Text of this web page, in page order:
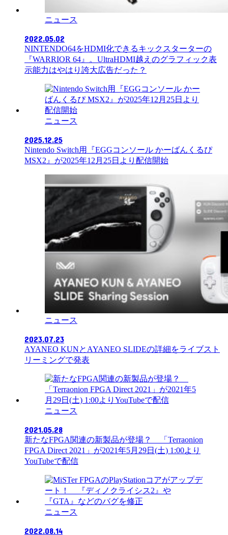
ニュース
2022.05.02
NINTENDO64をHDMI化できるキックスターターの
『WARRIOR 64』。UltraHDMI越えのグラフィック表
示能力はやはり誇大広告だった？
ニュース
2025.12.25
Nintendo Switch用『EGGコンソール かーばんくるぴ
MSX2』が2025年12月25日より配信開始
ニュース
2023.07.23
AYANEO KUNとAYANEO SLIDEの詳細をライブスト
リーミングで発表
ニュース
2021.05.28
新たなFPGA関連の新製品が登場？ 「Terraonion
FPGA Direct 2021」が2021年5月29日(土) 1:00より
YouTubeで配信
ニュース
2022.08.14